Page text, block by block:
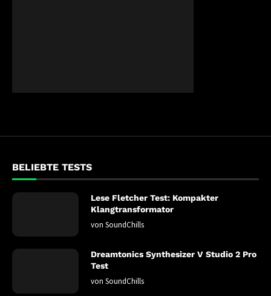
BELIEBTE TESTS
Lese Fletcher Test: Kompakter
Klangtransformator
von SoundChills
Dreamtonics Synthesizer V Studio 2 Pro
Test
von SoundChills